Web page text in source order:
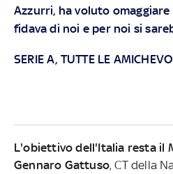
Azzurri, ha voluto
fidava di noi e per noi si
SERIE A, TUTTE LE
L'obiettivo dell'Italia resta il
Gennaro Gattuso, CT della